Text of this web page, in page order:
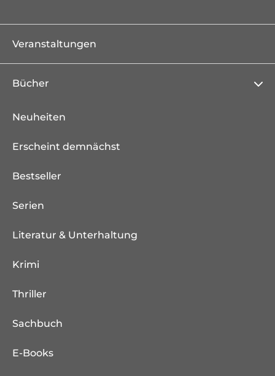
Veranstaltungen
Bücher
Neuheiten
Erscheint demnächst
Bestseller
Serien
Literatur & Unterhaltung
Krimi
Thriller
Sachbuch
E-Books